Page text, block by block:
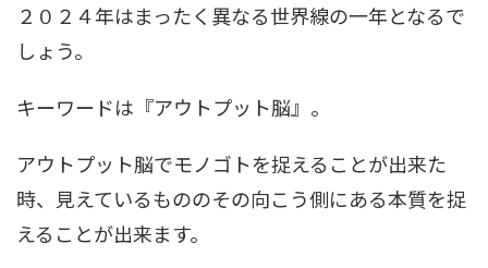
２０２４年はまったく異なる世界線の一年となるで
しょう。
キーワードは『アウトプット脳』。
アウトプット脳でモノゴトを捉えることが出来た
時、見えているもののその向こう側にある本質を捉
えることが出来ます。